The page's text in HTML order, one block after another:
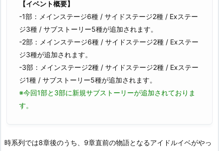
【イベント概要】
-1部：メインステージ6種 / サイドステージ2種 / Exステー
ジ3種 / サブストーリー5種が追加されます。
-2部：メインステージ6種 / サイドステージ2種 / Exステー
ジ3種が追加されます。
-3部：メインステージ2種 / サイドステージ2種 / Exステー
ジ1種 / サブストーリー5種が追加されます。
※今回1部と3部に新規サブストーリーが追加されておりま
す。
時系列では8章後のうち、9章直前の物語となるアイドルイベがやっ